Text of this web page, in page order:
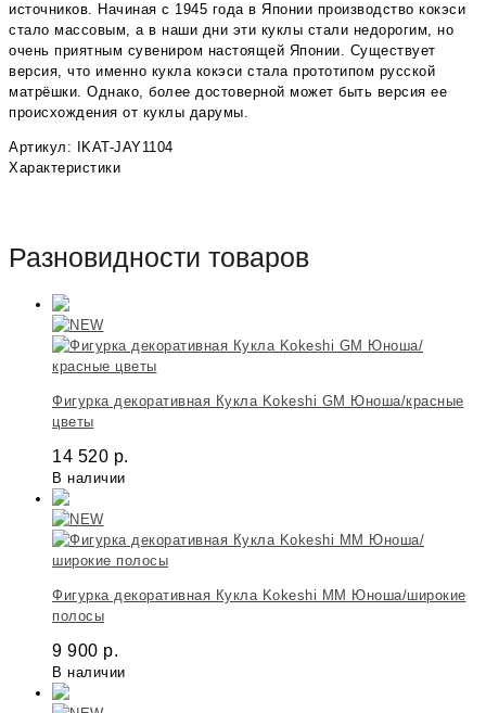
источников. Начиная с 1945 года в Японии производство кокэси
стало массовым, а в наши дни эти куклы стали недорогим, но
очень приятным сувениром настоящей Японии. Существует
версия, что именно кукла кокэси стала прототипом русской
матрёшки. Однако, более достоверной может быть версия ее
происхождения от куклы дарумы.
Артикул: IKAT-JAY1104
Характеристики
Разновидности товаров
Фигурка декоративная Кукла Kokeshi GM Юноша/красные
цветы
14 520 р.
В наличии
Фигурка декоративная Кукла Kokeshi MM Юноша/широкие
полосы
9 900 р.
В наличии